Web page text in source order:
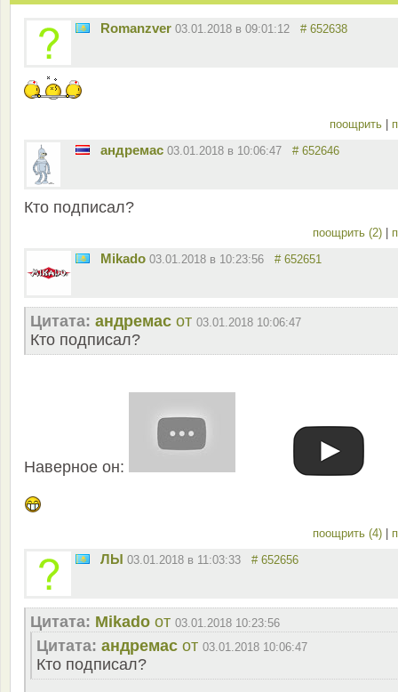
Romanzver 03.01.2018 в 09:01:12 # 652638
поощрить
андремас 03.01.2018 в 10:06:47 # 652646
Кто подписал?
поощрить (2)
Mikado 03.01.2018 в 10:23:56 # 652651
Цитата: андремас от 03.01.2018 10:06:47
Кто подписал?
Наверное он:
поощрить (4)
ЛЫ 03.01.2018 в 11:03:33 # 652656
Цитата: Mikado от 03.01.2018 10:23:56
Цитата: андремас от 03.01.2018 10:06:47
Кто подписал?